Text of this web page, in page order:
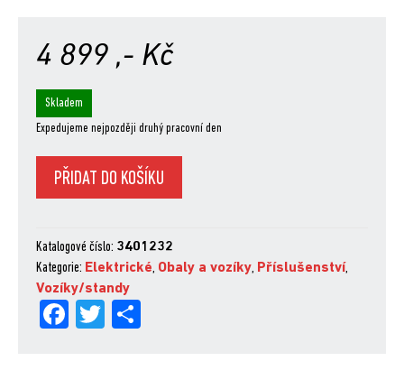
4 899 ,- Kč
Skladem
Expedujeme nejpozději druhý pracovní den
NOVÝ
Stojan
Lumin
PREMIUM
množství
PŘIDAT DO KOŠÍKU
Katalogové číslo: 3401232
Kategorie: Elektrické, Obaly a vozíky, Příslušenství,
Vozíky/standy
Fa
Tw